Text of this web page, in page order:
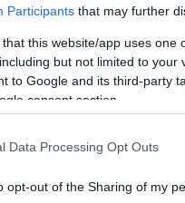
Participants that may further
that this website/app uses
but not limited to
to Google and its third-party
consent section.
Data Processing Opt Outs
opt-out of the Sharing of my
αστυνομικές
, οι δύο φίλες
αφού είχαν
κλείδωσαν την
και έπεσαν